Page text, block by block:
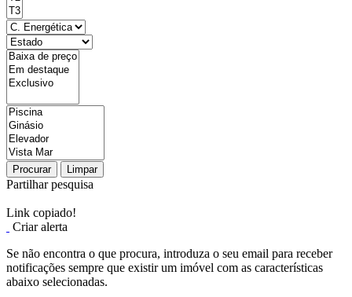
Procurar Limpar
Partilhar pesquisa
Link copiado!
Criar alerta
Se não encontra o que procura, introduza o seu email para receber
notificações sempre que existir um imóvel com as características
abaixo selecionadas.